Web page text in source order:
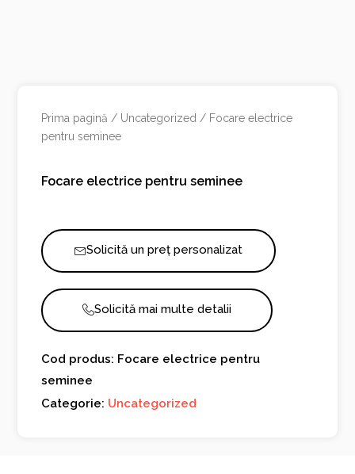
Prima pagină / Uncategorized / Focare electrice
pentru seminee
Focare electrice pentru seminee
Solicită un preț personalizat
Solicită mai multe detalii
Cod produs: Focare electrice pentru
seminee
Categorie: Uncategorized